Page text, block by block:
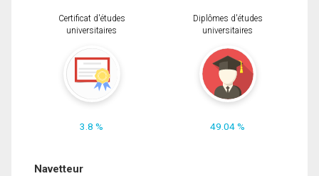
Certificat d'études
universitaires
3.8 %
Diplômes d'études
universitaires
49.04 %
Navetteur